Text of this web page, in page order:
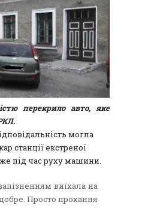
перекрило авто, яке
могла
станції екстреної
під час руху машини.
виїхала на
Просто прохання